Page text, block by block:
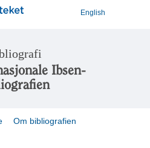
English
Ibsen-
Om bibliografien